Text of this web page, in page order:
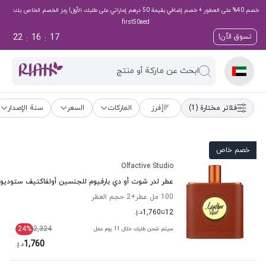
خصم 40% على العطور + خصم إضافي بقيمة 50 درهم إماراتي على طلبك الأول! رمز الخصم الخاص بك:
first50aed
تسوق الآن! 17
:
16
:
22
ابحث عن ماركة أو منتج
فلاتر مختارة (1) فرز الماركات السعر سنة الإصدار
خصم خاص
Olfactive Studio
عطر لدر شوت أو دي بارفيوم للجنسين أولفاكتيف ستوديو
100 مل عطر
+2
حجم العطر
12تا1,760د.إ.
سيتم شحن طلبك خلال 11 يوم عمل 2,324
24%
1,760د.إ.